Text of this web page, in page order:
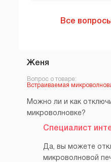
Женя
Вопрос о товаре:
Встраиваемая
Можно ли и как
микроволновке?
Специалист
Да, вы можете
микроволновой
Все